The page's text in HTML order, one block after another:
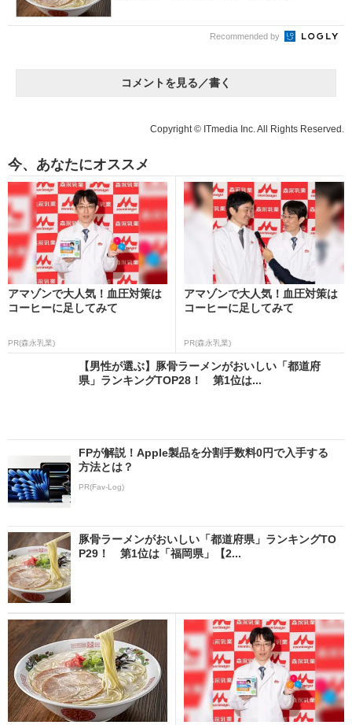
Recommended by
コメントを見る／書く
Copyright © ITmedia Inc. All Rights Reserved.
今、あなたにオススメ
アマゾンで大人気！血圧対策は
コーヒーに足してみて
PR(森永乳業)
アマゾンで大人気！血圧対策は
コーヒーに足してみて
PR(森永乳業)
【男性が選ぶ】豚骨ラーメンがおいしい「都道府
県」ランキングTOP28！ 第1位は...
FPが解説！Apple製品を分割手数料0円で入手する
方法とは？
PR(Fav-Log)
豚骨ラーメンがおいしい「都道府県」ランキングTO
P29！ 第1位は「福岡県」【2...